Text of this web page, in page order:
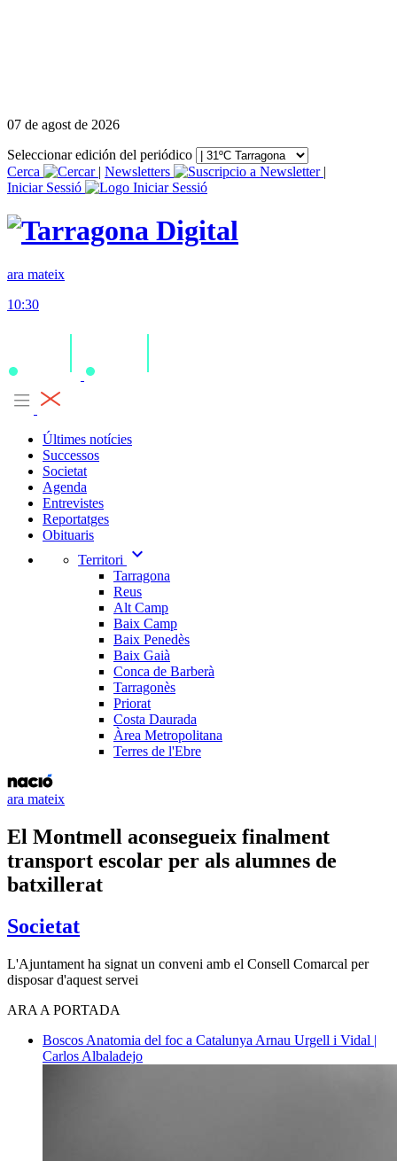
07 de agost de 2026
Seleccionar edición del periódico
Cerca
| Newsletters
|
Iniciar Sessió
ara mateix
10:30
Últimes notícies
Successos
Societat
Agenda
Entrevistes
Reportatges
Obituaris
Territori
expand_more
Tarragona
Reus
Alt Camp
Baix Camp
Baix Penedès
Baix Gaià
Conca de Barberà
Tarragonès
Priorat
Costa Daurada
Àrea Metropolitana
Terres de l'Ebre
ara mateix
El Montmell aconsegueix finalment
transport escolar per als alumnes de
batxillerat
Societat
L'Ajuntament ha signat un conveni amb el Consell Comarcal per
disposar d'aquest servei
ARA A PORTADA
Boscos Anatomia del foc a Catalunya Arnau Urgell i Vidal |
Carlos Albaladejo